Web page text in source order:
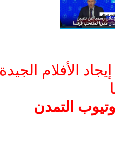
الأفلام الجيدة
التمدن